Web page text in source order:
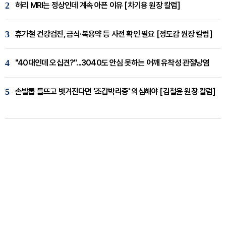
2 허리 MRI는 정상인데 계속 아픈 이유 [차기용 원장 칼럼]
3 휴가철 건강검진, 금식·복용약 등 사전 확인 필요 [정도감 원장 칼럼]
4 "40대인데 오십견?"...3040도 안심 못하는 어깨 유착성 관절낭염
5 손발톱 들뜨고 벗겨진다면 '조갑박리증' 의심해야 [김철윤 원장 칼럼]